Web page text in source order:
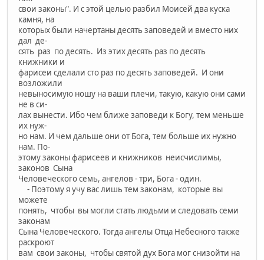
свои законы". И с этой целью разбил Моисей два куска
камня, на
которых были начертаны десять заповедей и вместо них
дал де-
сять раз по десять. Из этих десять раз по десять
книжники и
фарисеи сделали сто раз по десять заповедей. И они
возложили
невыносимую ношу на ваши плечи, такую, какую они сами
не в си-
лах вынести. Ибо чем ближе заповеди к Богу, тем меньше
их нуж-
но нам. И чем дальше они от Бога, тем больше их нужно
нам. По-
этому законы фарисеев и книжников неисчислимы,
законов Сына
Человеческого семь, ангелов - три, Бога - один.
- Поэтому я учу вас лишь тем законам, которые вы
можете
понять, чтобы вы могли стать людьми и следовать семи
законам
Сына Человеческого. Тогда ангелы Отца Небесного также
раскроют
вам свои законы, чтобы святой дух Бога мог снизойти на